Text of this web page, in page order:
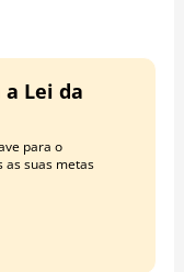
t
a Lei da
para o
as suas metas